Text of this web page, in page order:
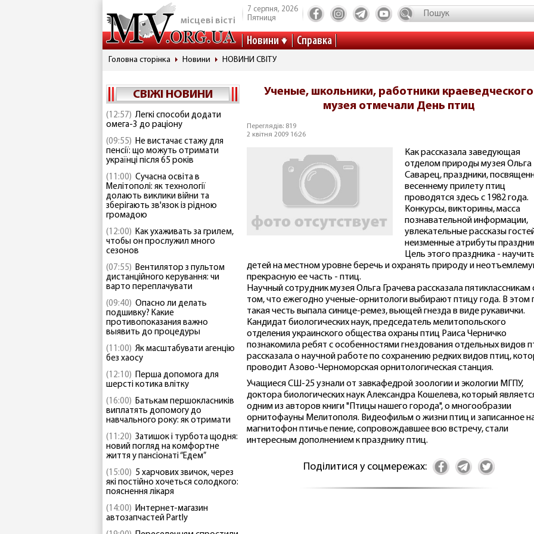
місцеві вісті
7 серпня, 2026
Пятниця
Новини Справка
Головна сторінка Новини НОВИНИ СВІТУ
СВІЖІ НОВИНИ
(12:57) Легкі способи додати
омега-3 до раціону
(09:55) Не вистачає стажу для
пенсії: що можуть отримати
українці після 65 років
(11:00) Сучасна освіта в
Мелітополі: як технології
долають виклики війни та
зберігають зв'язок із рідною
громадою
(12:00) Как ухаживать за грилем,
чтобы он прослужил много
сезонов
(07:55) Вентилятор з пультом
дистанційного керування: чи
варто переплачувати
(09:40) Опасно ли делать
подшивку? Какие
противопоказания важно
выявить до процедуры
(11:00) Як масштабувати агенцію
без хаосу
(12:10) Перша допомога для
шерсті котика влітку
(16:00) Батькам першокласників
виплатять допомогу до
навчального року: як отримати
(11:20) Затишок і турбота щодня:
новий погляд на комфортне
життя у пансіонаті “Едем”
(15:00) 5 харчових звичок, через
які постійно хочеться солодкого:
пояснення лікаря
(14:00) Интернет-магазин
автозапчастей Partly
Ученые, школьники, работники краеведческого
музея отмечали День птиц
Переглядів: 819
2 квітня 2009 16:26
Как рассказала заведующая
отделом природы музея Ольга
Саварец, праздники,
весеннему прилету птиц
проводятся здесь с 1982 года.
Конкурсы, викторины, масса
познавательной информации,
увлекательные рассказы
неизменные атрибуты
Цель этого праздника -
детей на местном уровне беречь и охранять природу и
прекрасную ее часть - птиц.
Научный сотрудник музея Ольга Грачева рассказала пятиклассникам
том, что ежегодно ученые-орнитологи выбирают птицу года. В этом
такая честь выпала синице-ремез, вьющей гнезда в виде рукавички.
Кандидат биологических наук, председатель мелитопольского
отделения украинского общества охраны птиц Раиса Черничко
познакомила ребят с особенностями гнездования отдельных видов
рассказала о научной работе по сохранению редких видов птиц,
проводит Азово-Черноморская орнитологическая станция.
Учащиеся СШ-25 узнали от завкафедрой зоологии и экологии МГПУ,
доктора биологических наук Александра Кошелева, который
одним из авторов книги "Птицы нашего города", о многообразии
орнитофауны Мелитополя. Видеофильм о жизни птиц и записанное
магнитофон птичье пение, сопровождавшее всю встречу, стали
интересным дополнением к празднику птиц.
Поділитися у соцмережах: